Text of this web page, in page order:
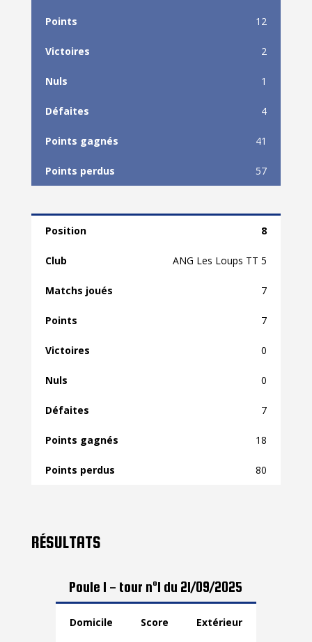
12
2
1
4
41
57
8
ANG Les Loups TT 5
7
7
0
0
7
18
80
RÉSULTATS
Poule 1 - tour n°1 du 21/09/2025
Domicile Score Extérieur